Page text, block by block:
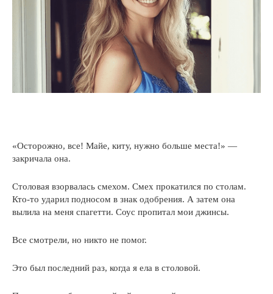
«Осторожно, все! Майе, киту, нужно больше места!» —
закричала она.
Столовая взорвалась смехом. Смех прокатился по столам.
Кто-то ударил подносом в знак одобрения. А затем она
вылила на меня спагетти. Соус пропитал мои джинсы.
Все смотрели, но никто не помог.
Это был последний раз, когда я ела в столовой.